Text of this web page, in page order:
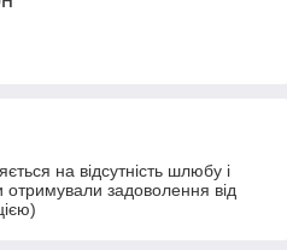
на відсутність шлюбу і
отримували задоволення від